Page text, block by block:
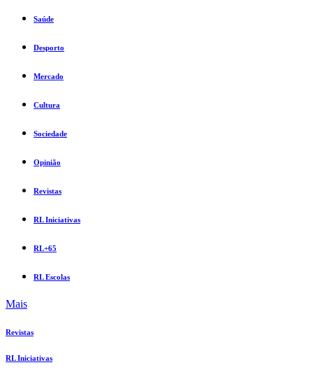
Saúde
Desporto
Mercado
Cultura
Sociedade
Opinião
Revistas
RL Iniciativas
RL+65
RL Escolas
Mais
Revistas
RL Iniciativas